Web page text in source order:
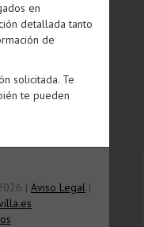
en
detallada tanto
de
solicitada. Te
te pueden
| Aviso Legal |